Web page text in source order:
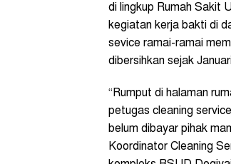
di lingkup Rumah Sakit
kegiatan kerja bakti di
sevice ramai-ramai
dibersihkan sejak
“Rumput di halaman
petugas cleaning
belum dibayar pihak
Koordinator Cleaning